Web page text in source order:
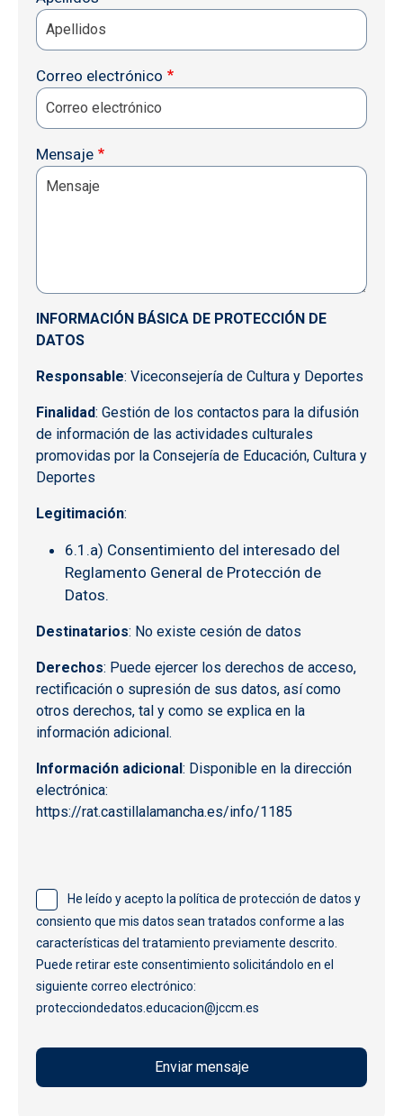
Correo electrónico
Mensaje
INFORMACIÓN BÁSICA DE PROTECCIÓN DE
DATOS
Responsable: Viceconsejería de Cultura y Deportes
Finalidad: Gestión de los contactos para la difusión
de información de las actividades culturales
promovidas por la Consejería de Educación, Cultura y
Deportes
Legitimación:
6.1.a) Consentimiento del interesado del
Reglamento General de Protección de
Datos.
Destinatarios: No existe cesión de datos
Derechos: Puede ejercer los derechos de acceso,
rectificación o supresión de sus datos, así como
otros derechos, tal y como se explica en la
información adicional.
Información adicional: Disponible en la dirección
electrónica:
https://rat.castillalamancha.es/info/1185
He leído y acepto la política de protección de datos y
consiento que mis datos sean tratados conforme a las
características del tratamiento previamente descrito.
Puede retirar este consentimiento solicitándolo en el
siguiente correo electrónico:
protecciondedatos.educacion@jccm.es